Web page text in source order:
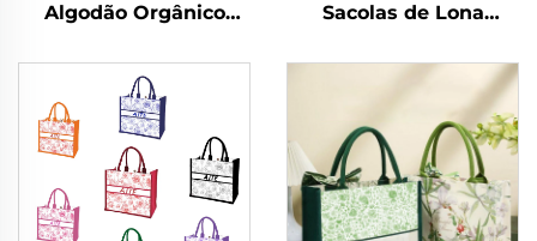
Algodão Orgânico
Reutilizável com
Estampa de Logotipo
Personalizado,
Tamanho Grande
Sacolas de Lona
Estampa Floral e
Design Vintage, com
Impressão por
Transferência Térmica,
para Compras e
Presentes